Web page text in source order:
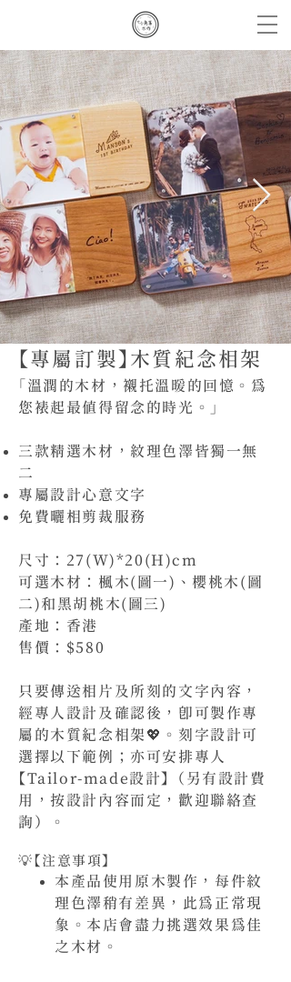
【專屬訂製】木質紀念相架
「 溫潤的木材，襯托溫暖的回憶。為
您裱起 最值得留念的時光 。 」
三款精選木材，紋理色澤皆獨一無
二
專屬設計心意文字
免費曬相剪裁服務
尺寸：27(W)*20(H)cm
可選木材：楓木(圖 一 ) 、櫻桃木 (圖
二)和黑胡桃木(圖三 )
產地：香港
售價：$580
只要傳送相片及所刻的文字內容，
經專人設計及確認後，即可製作專
屬的木質紀念相架💖。 刻 字設計可
選擇以下範例；亦可安排專人
【Tailor-made設計】（另有設計費
用，按設計內容而定，歡迎聯絡查
詢）。
💡【注意事項】
本產品使用原木製作，每件紋
理色澤稍有差異，此為正常現
象。本店會盡力挑選效果為佳
之木材。